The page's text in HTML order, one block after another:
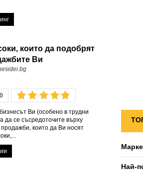
които да подобрят
Ви
0
Ви (особено в трудни
да се съсредоточите върху
които да Ви носят
Най-